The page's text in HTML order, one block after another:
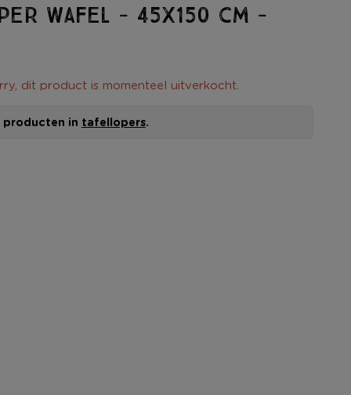
wafel - 45x150 cm -
dit product is momenteel uitverkocht.
producten in tafellopers.